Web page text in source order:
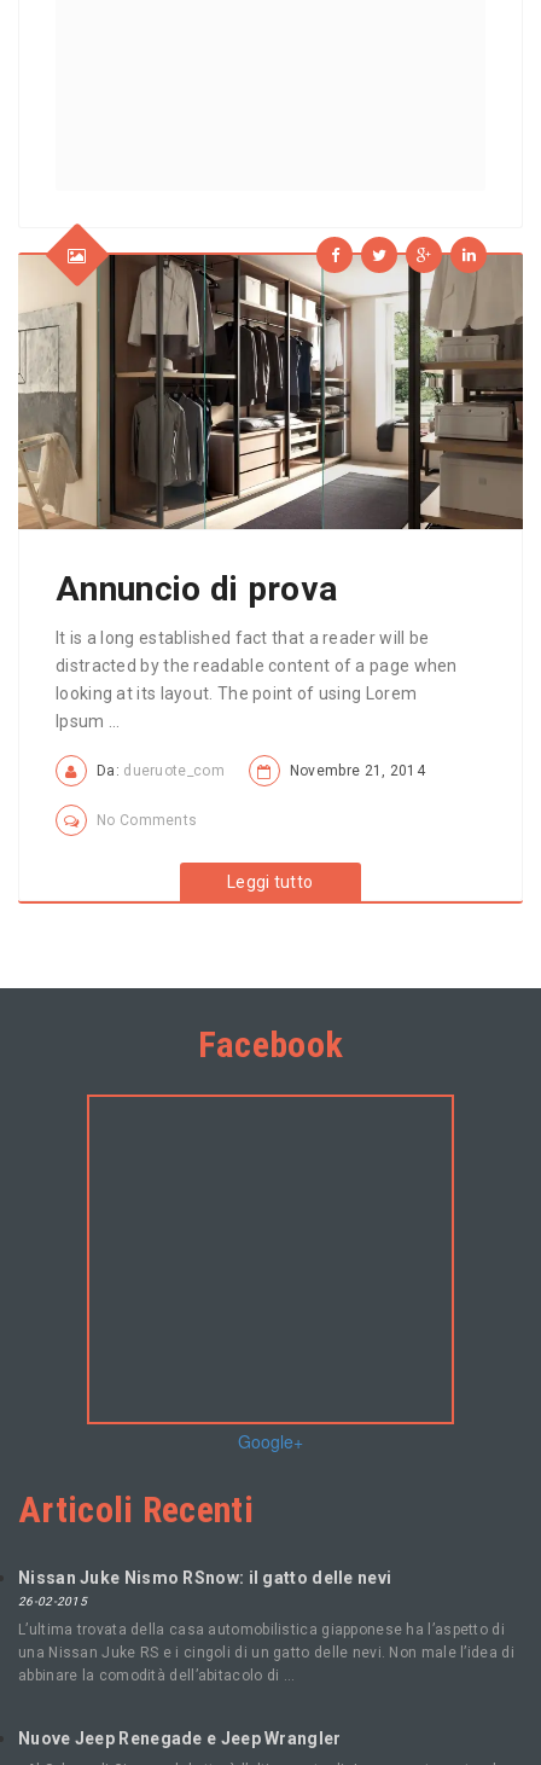
Annuncio di prova
It is a long established fact that a reader will be
distracted by the readable content of a page when
looking at its layout. The point of using Lorem
Ipsum ...
Da: dueruote_com Novembre 21, 2014
No Comments
Leggi tutto
Facebook
Google+
Articoli Recenti
Nissan Juke Nismo RSnow: il gatto delle nevi
26-02-2015
L’ultima trovata della casa automobilistica giapponese ha l’aspetto di
una Nissan Juke RS e i cingoli di un gatto delle nevi. Non male l’idea di
abbinare la comodità dell’abitacolo di …
Nuove Jeep Renegade e Jeep Wrangler